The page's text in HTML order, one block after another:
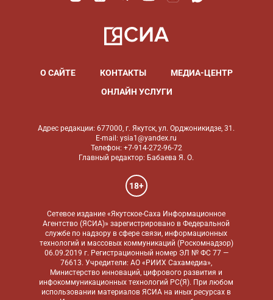
О САЙТЕ КОНТАКТЫ
МЕДИА-ЦЕНТР
ОНЛАЙН УСЛУГИ
Адрес редакции: 677000, г. Якутск, ул. Орджоникидзе, 31.
E-mail: ysia1@yandex.ru
Телефон: +7-914-272-96-72
Главный редактор: Бабаева Я. О.
18+
Сетевое издание «Якутское-Саха Информационное
Агентство (ЯСИА)» зарегистрировано в Федеральной
службе по надзору в сфере связи, информационных
технологий и массовых коммуникаций (Роскомнадзор)
06.09.2019 г. Регистрационный номер ЭЛ № ФС 77 —
76613. Учредители: АО «РИИХ Сахамедиа»,
Министерство инноваций, цифрового развития и
инфокоммуникационных технологий РС(Я). При любом
использовании материалов ЯСИА на иных ресурсах в